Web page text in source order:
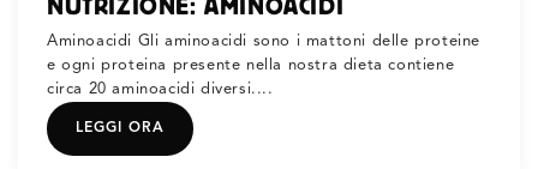
NUTRIZIONE: AMINOACIDI
Aminoacidi Gli aminoacidi sono i mattoni delle proteine
e ogni proteina presente nella nostra dieta contiene
circa 20 aminoacidi diversi....
LEGGI ORA